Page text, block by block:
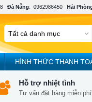
Đà Nẵng: 0962986450 Hải
HÌNH THỨC THANH
Hỗ trợ nhiệt tình
Tư vấn đặt hàng miễn phí